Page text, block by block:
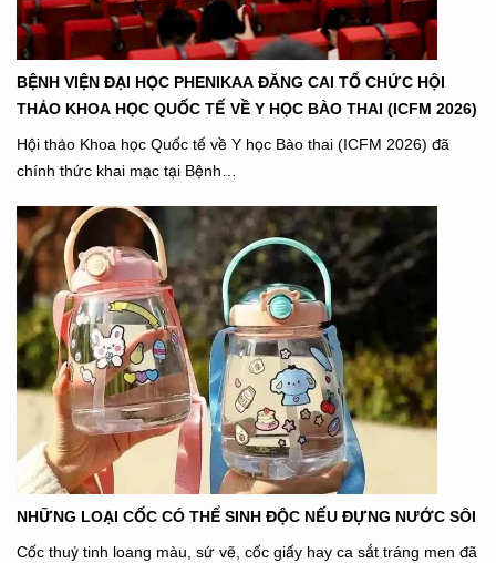
BỆNH VIỆN ĐẠI HỌC PHENIKAA ĐĂNG CAI TỔ CHỨC HỘI
THẢO KHOA HỌC QUỐC TẾ VỀ Y HỌC BÀO THAI (ICFM 2026)
Hội thảo Khoa học Quốc tế về Y học Bào thai (ICFM 2026) đã
chính thức khai mạc tại Bệnh…
NHỮNG LOẠI CỐC CÓ THỂ SINH ĐỘC NẾU ĐỰNG NƯỚC SÔI
Cốc thuỷ tinh loang màu, sứ vẽ, cốc giấy hay ca sắt tráng men đã